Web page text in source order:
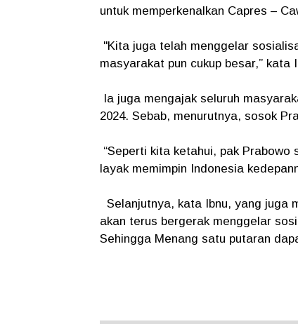
untuk memperkenalkan Capres –
"Kita juga telah menggelar
masyarakat pun cukup besar,”
Ia juga mengajak seluruh
2024. Sebab, menurutnya, sosok
“Seperti kita ketahui, pak
layak memimpin Indonesia
Selanjutnya, kata Ibnu, yang juga
akan terus bergerak menggelar
Sehingga Menang satu putaran